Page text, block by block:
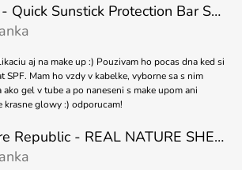
Abib - Quick Sunstick Protection Bar SPF50+ PA++++ 22g
produktu je 5 z 5 hviezdičiek.
aj na make up :) Pouzivam ho pocas dna ked si
SPF. Mam ho vzdy v kabelke, vyborne sa s nim
ako gel v tube a po naneseni s make upom ani
krasne glowy :) odporucam!
Nature Republic - REAL NATURE SHEET MASK TEA TREE 23ml
produktu je 5 z 5 hviezdičiek.